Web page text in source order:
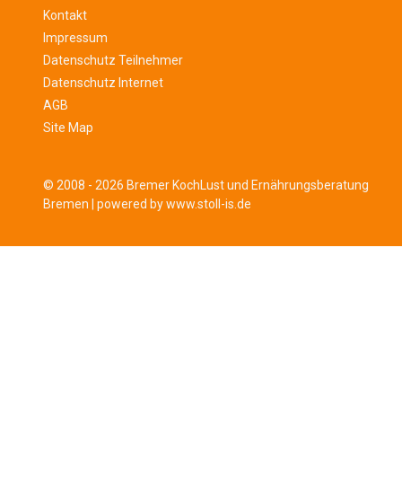
Kontakt
Impressum
Datenschutz Teilnehmer
Datenschutz Internet
AGB
Site Map
© 2008 - 2026 Bremer KochLust und Ernährungsberatung
Bremen | powered by www.stoll-is.de